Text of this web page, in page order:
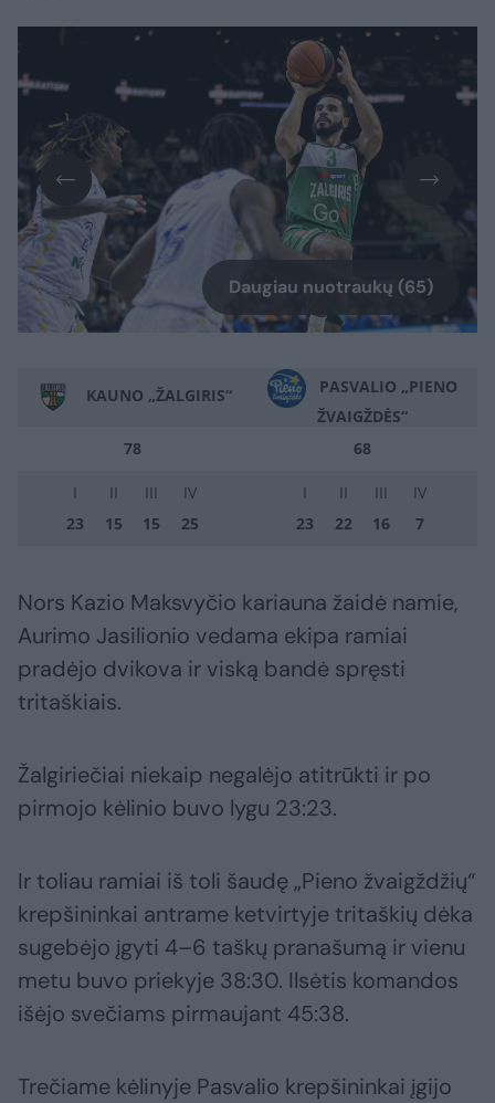
Daugiau nuotraukų (65)
KAUNO „ŽALGIRIS“
PASVALIO „PIENO
ŽVAIGŽDĖS“
78
68
I II III
IV
23
15 15 25
I II III
IV
23
22 16 7
Nors Kazio Maksvyčio kariauna žaidė namie,
Aurimo Jasilionio vedama ekipa ramiai
pradėjo dvikova ir viską bandė spręsti
tritaškiais.
Žalgiriečiai niekaip negalėjo atitrūkti ir po
pirmojo kėlinio buvo lygu 23:23.
Ir toliau ramiai iš toli šaudę „Pieno žvaigždžių“
krepšininkai antrame ketvirtyje tritaškių dėka
sugebėjo įgyti 4–6 taškų pranašumą ir vienu
metu buvo priekyje 38:30. Ilsėtis komandos
išėjo svečiams pirmaujant 45:38.
Trečiame kėlinyje Pasvalio krepšininkai įgijo